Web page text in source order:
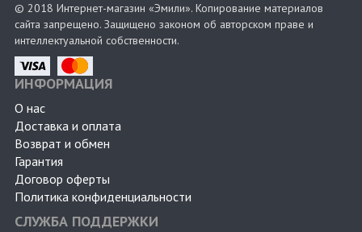
© 2018 Интернет-магазин «Эмили». Копирование материалов
сайта запрещено. Защищено законом об авторском праве и
интеллектуальной собственности.
ИНФОРМАЦИЯ
О нас
Доставка и оплата
Возврат и обмен
Гарантия
Договор оферты
Политика конфиденциальности
СЛУЖБА ПОДДЕРЖКИ